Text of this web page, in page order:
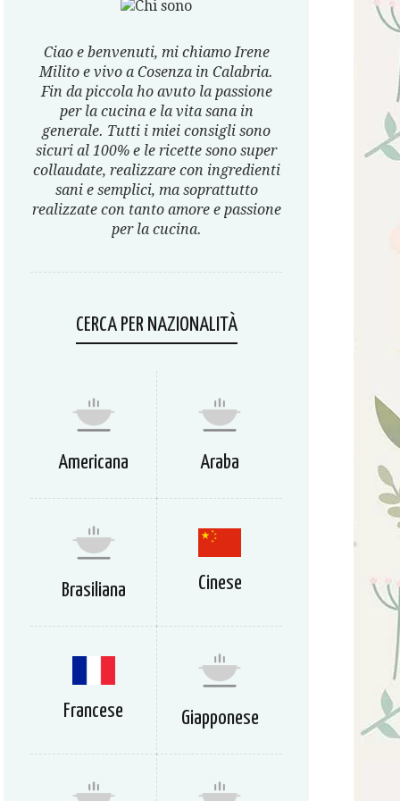
Ciao e benvenuti, mi chiamo Irene
Milito e vivo a Cosenza in Calabria.
Fin da piccola ho avuto la passione
per la cucina e la vita sana in
generale. Tutti i miei consigli sono
sicuri al 100% e le ricette sono super
collaudate, realizzare con ingredienti
sani e semplici, ma soprattutto
realizzate con tanto amore e passione
per la cucina.
CERCA PER NAZIONALITÀ
Americana Araba
Brasiliana Cinese
Francese Giapponese